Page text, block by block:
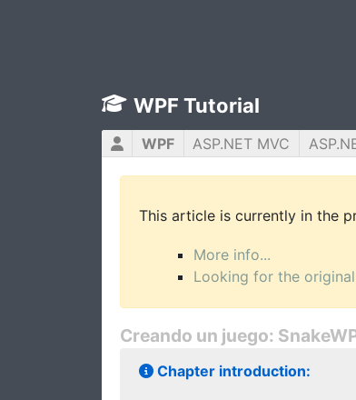
WPF Tutorial
WPF ASP.NET MVC
This article is currently in the
More info...
Looking for the
Creando un juego:
Chapter introduction: